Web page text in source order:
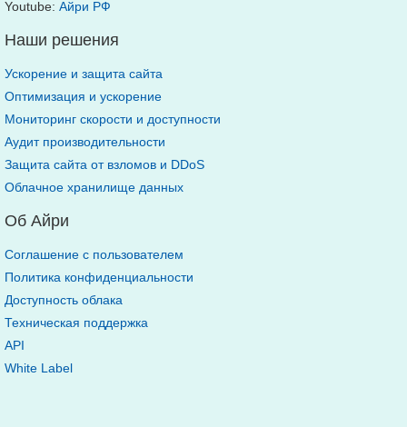
Youtube: Айри РФ
Наши решения
Ускорение и защита сайта
Оптимизация и ускорение
Мониторинг скорости и доступности
Аудит производительности
Защита сайта от взломов и DDoS
Облачное хранилище данных
Об Айри
Соглашение с пользователем
Политика конфиденциальности
Доступность облака
Техническая поддержка
API
White Label